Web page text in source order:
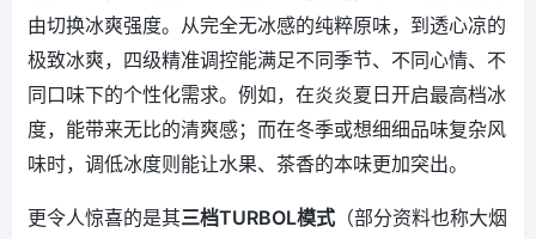
由切换冰爽强度。从完全无冰感的纯粹原味，到透心凉的
极致冰爽，四级精准调控能满足不同季节、不同心情、不
同口味下的个性化需求。例如，在炎炎夏日开启最高档冰
度，能带来无比的清爽感；而在冬季或想细细品味复杂风
味时，调低冰度则能让水果、茶香的本味更加突出。
更令人惊喜的是其三档TURBOL模式 （部分资料也称大烟